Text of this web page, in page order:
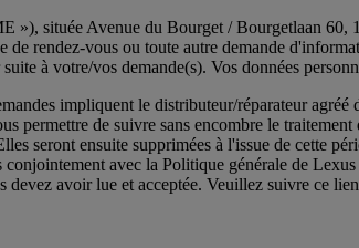
située Avenue du Bourget / Bourgetlaan 60,
de rendez-vous ou toute autre demande
à votre/vos demande(s). Vos données
impliquent le distributeur/réparateur agréé
permettre de suivre sans encombre le
seront ensuite supprimées à l'issue de cette
conjointement avec la Politique générale de
devez avoir lue et acceptée. Veuillez suivre ce